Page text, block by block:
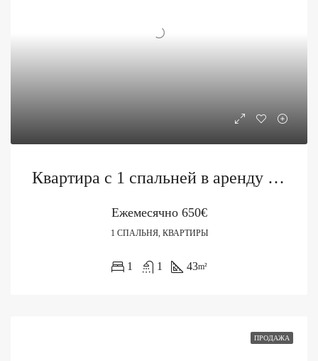
Квартира с 1 спальней в аренду в Будве, здание Mercur
Ежемесячно650€
1 СПАЛЬНЯ, КВАРТИРЫ
1 1 43m²
ПРОДАЖА